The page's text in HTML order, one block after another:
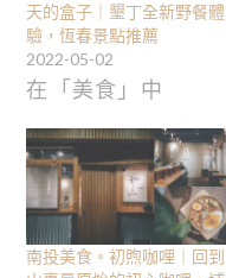
天的盒子｜墾丁全新野餐體
驗，恆春景點推薦
2022-05-02
在「美食」中
南投美食。初煦咖哩｜回到